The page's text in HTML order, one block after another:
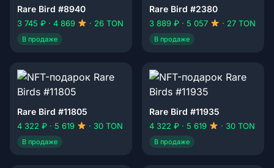
Rare Bird #8940
3 745 ₽ · 4 869 · 26 TON
В продаже
Rare Bird #2380
3 889 ₽ · 5 057 · 27 TON
В продаже
Rare Bird #11805
4 322 ₽ · 5 619 · 30 TON
В продаже
Rare Bird #11935
4 322 ₽ · 5 619 · 30 TON
В продаже